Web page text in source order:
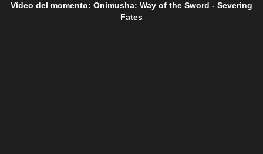
Vídeo del momento: Onimusha: Way of the Sword - Severing
Fates